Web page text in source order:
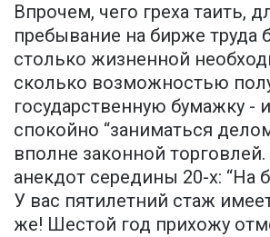
Впрочем, чего греха таить,
пребывание на бирже труда
столько жизненной
сколько возможностью
государственную бумажку -
спокойно “заниматься
вполне законной
анекдот середины 20-х: “На
У вас пятилетний стаж
же! Шестой год прихожу